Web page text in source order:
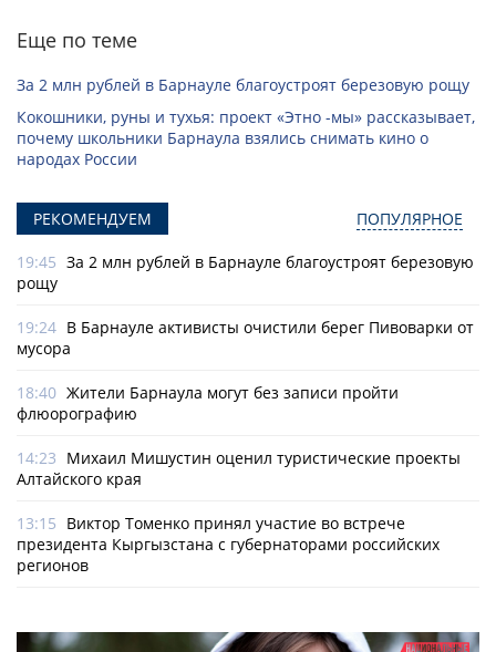
Еще по теме
За 2 млн рублей в Барнауле благоустроят березовую рощу
Кокошники, руны и тухья: проект «Этно -мы» рассказывает,
почему школьники Барнаула взялись снимать кино о
народах России
РЕКОМЕНДУЕМ ПОПУЛЯРНОЕ
19:45 За 2 млн рублей в Барнауле благоустроят березовую
рощу
19:24 В Барнауле активисты очистили берег Пивоварки от
мусора
18:40 Жители Барнаула могут без записи пройти
флюорографию
14:23 Михаил Мишустин оценил туристические проекты
Алтайского края
13:15 Виктор Томенко принял участие во встрече
президента Кыргызстана с губернаторами российских
регионов